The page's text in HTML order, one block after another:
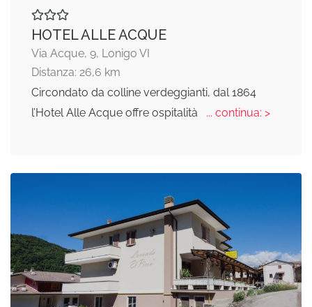
HOTEL ALLE ACQUE
Via Acque, 9, Lonigo VI
Distanza: 26,6 km
Circondato da colline verdeggianti, dal 1864
l’Hotel Alle Acque offre ospitalità
... continua: >